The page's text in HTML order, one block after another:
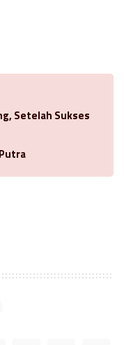
Setelah Sukses